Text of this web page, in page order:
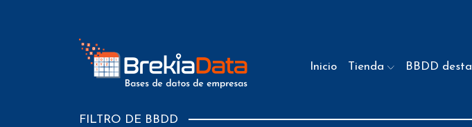
Inicio Tienda BBDD
FILTRO DE BBDD